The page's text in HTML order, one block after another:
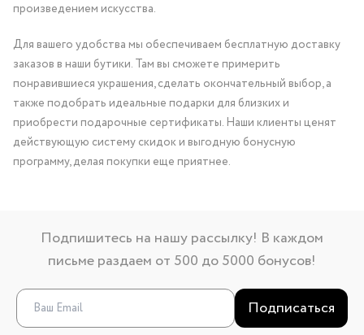
произведением искусства.
Для вашего удобства мы обеспечиваем бесплатную доставку
заказов в наши бутики. Там вы сможете примерить
понравившиеся украшения, сделать окончательный выбор, а
также подобрать идеальные подарки для близких и
приобрести подарочные сертификаты. Наши клиенты ценят
действующую систему скидок и выгодную бонусную
программу, делая покупки еще приятнее.
Подпишитесь на нашу рассылку! В каждом
письме раздаем от 500 до 5000 бонусов!
Подписаться